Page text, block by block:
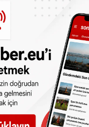
etkin ve hızlı
kurulmuş olan
personel
hizmetlerinde
öncelikli gündem